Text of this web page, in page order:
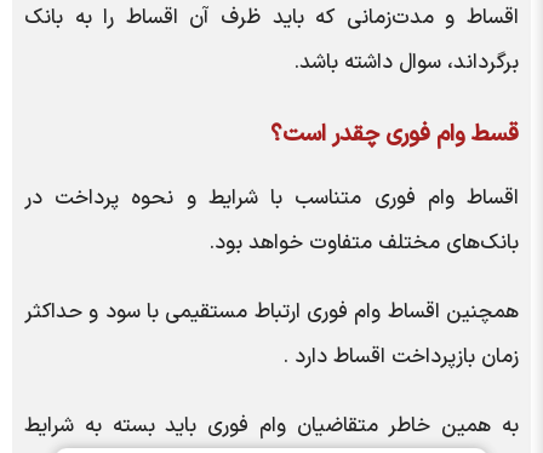
اقساط و مدت‌زمانی که باید ظرف آن اقساط را به بانک
برگرداند، سوال داشته باشد.
قسط وام فوری چقدر است؟
اقساط وام فوری متناسب با شرایط و نحوه پرداخت در
بانک‌های مختلف متفاوت خواهد بود.
همچنین اقساط وام فوری ارتباط مستقیمی با سود و حداکثر
زمان بازپرداخت اقساط دارد .
به‌ همین خاطر متقاضیان وام فوری باید بسته به شرایط